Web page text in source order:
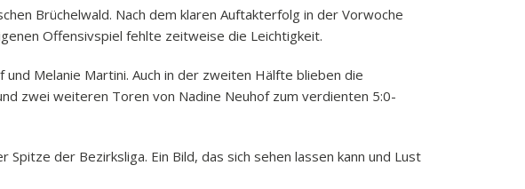
Brüchelwald. Nach dem klaren Auftakterfolg in der Vorwoche
Offensivspiel fehlte zeitweise die Leichtigkeit.
Melanie Martini. Auch in der zweiten Hälfte blieben die
zwei weiteren Toren von Nadine Neuhof zum verdienten 5:0-
der Bezirksliga. Ein Bild, das sich sehen lassen kann und Lust